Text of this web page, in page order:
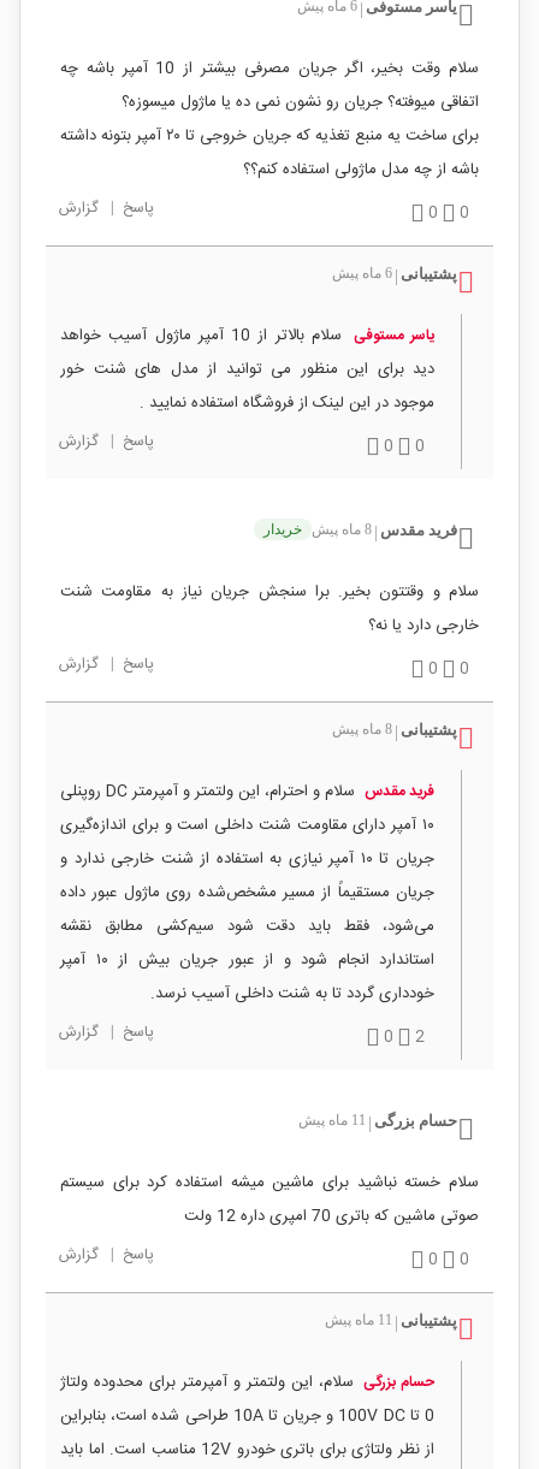
یاسر مستوفی 6 ماه پیش
سلام وقت بخیر، اگر جریان مصرفی بیشتر از 10 آمپر باشه چه
اتفاقی میوفته؟ جریان رو نشون نمی ده یا ماژول میسوزه؟
برای ساخت یه منبع تغذیه که جریان خروجی تا ۲۰ آمپر بتونه داشته
باشه از چه مدل ماژولی استفاده کنم؟؟
0
0 پاسخ | گزارش
پشتیبانی 6 ماه پیش
یاسر مستوفی
سلام بالاتر از 10 آمپر ماژول آسیب خواهد
دید برای این منظور می توانید از مدل های شنت خور
موجود در این لینک از فروشگاه استفاده نمایید .
0
0 پاسخ | گزارش
فرید مقدس 8 ماه پیش خریدار
سلام و وقتتون بخیر. برا سنجش جریان نیاز به مقاومت شنت
خارجی دارد یا نه؟
0
0 پاسخ | گزارش
پشتیبانی 8 ماه پیش
فرید مقدس
سلام و احترام، این ولتمتر و آمپرمتر DC روپنلی
۱۰ آمپر دارای مقاومت شنت داخلی است و برای اندازه‌گیری
جریان تا ۱۰ آمپر نیازی به استفاده از شنت خارجی ندارد و
جریان مستقیماً از مسیر مشخص‌شده روی ماژول عبور داده
می‌شود، فقط باید دقت شود سیم‌کشی مطابق نقشه
استاندارد انجام شود و از عبور جریان بیش از ۱۰ آمپر
خودداری گردد تا به شنت داخلی آسیب نرسد.
2
0 پاسخ | گزارش
حسام بزرگی 11 ماه پیش
سلام خسته نباشید برای ماشین میشه استفاده کرد برای سیستم
صوتی ماشین که باتری 70 امپری داره 12 ولت
0
0 پاسخ | گزارش
پشتیبانی 11 ماه پیش
حسام بزرگی سلام، این ولتمتر و آمپرمتر برای محدوده ولتاژ
0 تا 100V DC و جریان تا 10A طراحی شده است، بنابراین
از نظر ولتاژی برای باتری خودرو 12V مناسب است. اما باید